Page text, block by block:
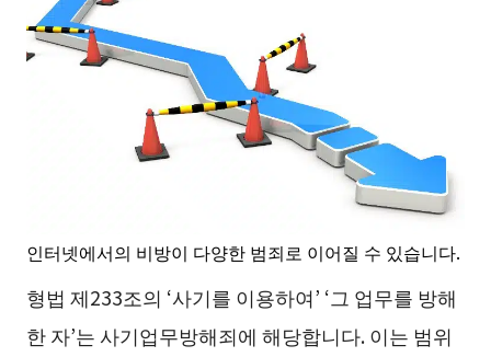
인터넷에서의 비방이 다양한 범죄로 이어질 수 있습니다.
형법 제233조의 ‘사기를 이용하여’ ‘그 업무를 방해
한 자’는 사기업무방해죄에 해당합니다. 이는 범위